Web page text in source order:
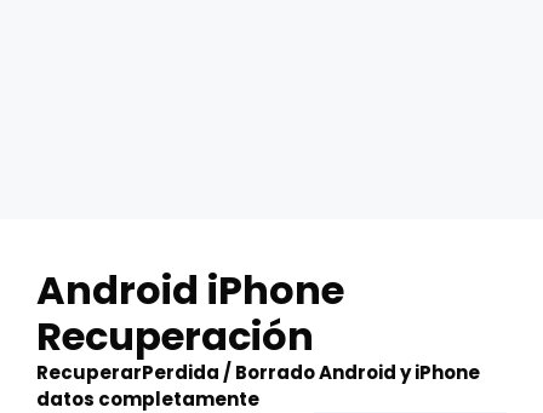
content
Android iPhone
Recuperación
RecuperarPerdida / Borrado Android y iPhone
datos completamente